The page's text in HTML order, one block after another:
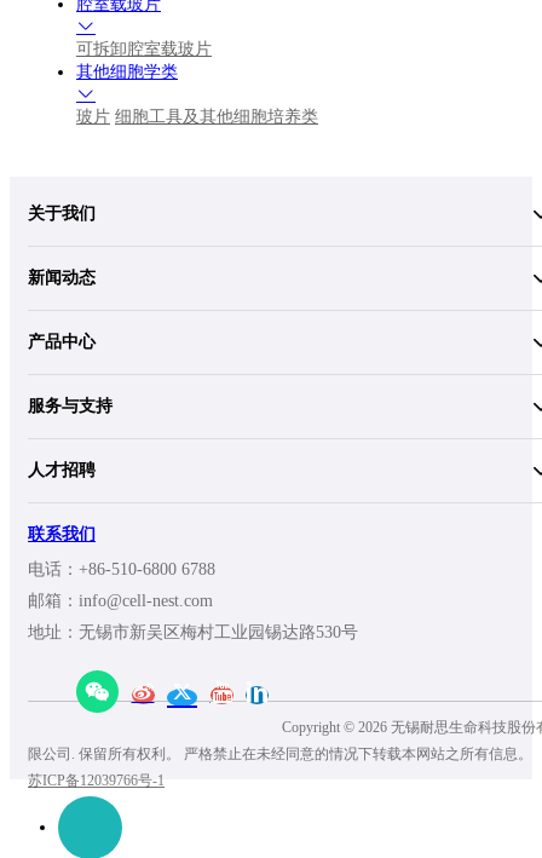
腔室载玻片
可拆卸腔室载玻片
其他细胞学类
玻片 细胞工具及其他细胞培养类
关于我们
新闻动态
产品中心
服务与支持
人才招聘
联系我们
电话：+86-510-6800 6788
邮箱：info@cell-nest.com
地址：无锡市新吴区梅村工业园锡达路530号
Copyright © 2026 无锡耐思生命科技股份
限公司. 保留所有权利。 严格禁止在未经同意的情况下转载本网站之所有信息。
苏ICP备12039766号-1